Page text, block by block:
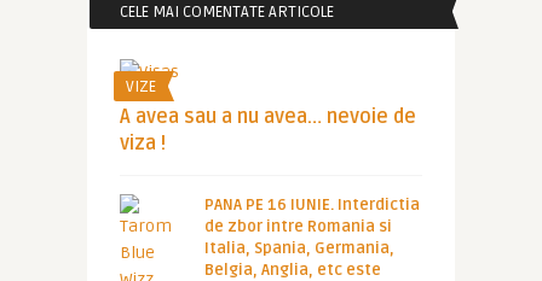
CELE MAI COMENTATE ARTICOLE
VIZE
A avea sau a nu avea… nevoie de
viza !
PANA PE 16 IUNIE. Interdictia
de zbor intre Romania si
Italia, Spania, Germania,
Belgia, Anglia, etc este